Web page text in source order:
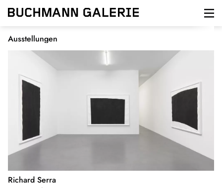
Direkt
zum
Ausstellungen
Richard Serra